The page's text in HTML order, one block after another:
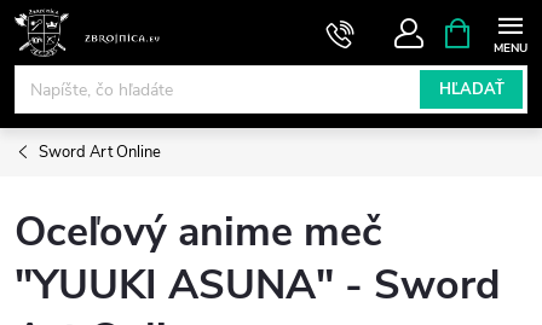
Prejsť
obsah
HĽADAŤ
KOŠÍK
Sword Art Online
Oceľový anime meč
"YUUKI ASUNA" - Sword